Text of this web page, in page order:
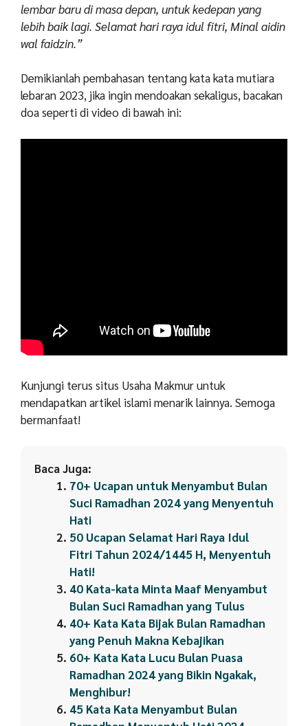
lembar baru di masa depan, untuk kedepan yang
lebih baik lagi. Selamat hari raya idul fitri, Minal aidin
wal faidzin.”
Demikianlah pembahasan tentang kata kata mutiara
lebaran 2023, jika ingin mendoakan sekaligus, bacakan
doa seperti di video di bawah ini:
Kunjungi terus situs Usaha Makmur untuk
mendapatkan artikel islami menarik lainnya. Semoga
bermanfaat!
Baca Juga:
70+ Ucapan untuk Menyambut Bulan
Suci Ramadhan 2024 yang Menyentuh
Hati
50 Ucapan Selamat Hari Raya Idul
Fitri Tahun 2024/1445 H, Menyentuh
Hati!
40 Kata-kata Minta Maaf Menyambut
Bulan Suci Ramadhan yang Tulus
40+ Kata Kata Bijak Bulan Ramadhan
yang Penuh Makna Kebajikan
60+ Kata Kata Lucu Bulan Puasa
Ramadhan 2024 yang Bikin Ngakak,
Menghibur!
45 Kata Kata Menyambut Bulan